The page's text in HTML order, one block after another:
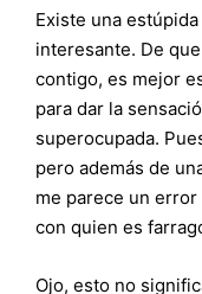
Existe una
interesante. De
contigo, es mejor
para dar la
superocupada.
pero además de
me parece un
con quien es
Ojo, esto no